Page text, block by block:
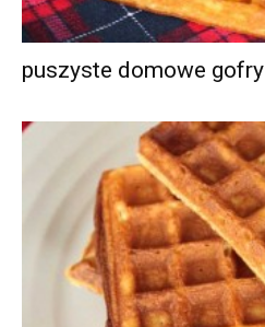
puszyste domowe gofry